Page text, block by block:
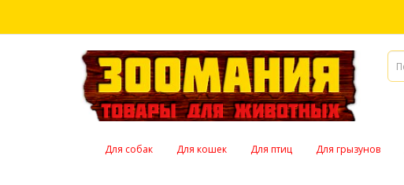
Для собак Для кошек Для птиц Для грызунов